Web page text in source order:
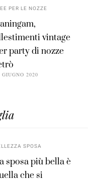
PER LE NOZZE
vintage
party di nozze
GIUGNO 2020
SPOSA
sposa più bella è
che si